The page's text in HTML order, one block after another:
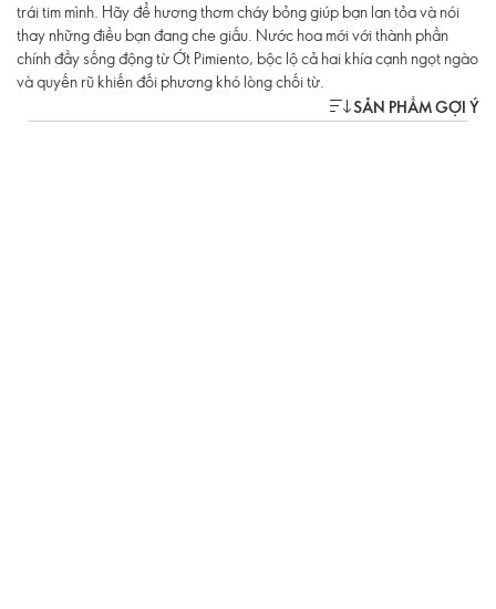
trái tim mình. Hãy để hương thơm cháy bỏng giúp bạn lan tỏa và nói
thay những điều bạn đang che giấu. Nước hoa mới với thành phần
chính đầy sống động từ Ớt Pimiento, bộc lộ cả hai khía cạnh ngọt ngào
và quyến rũ khiến đối phương khó lòng chối từ.
SẢN PHẨM GỢI Ý